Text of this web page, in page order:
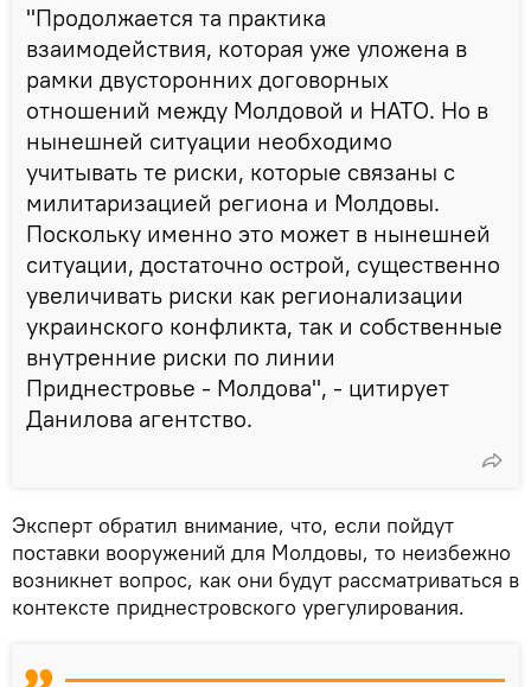
"Продолжается та практика
взаимодействия, которая уже уложена в
рамки двусторонних договорных
отношений между Молдовой и НАТО. Но в
нынешней ситуации необходимо
учитывать те риски, которые связаны с
милитаризацией региона и Молдовы.
Поскольку именно это может в нынешней
ситуации, достаточно острой, существенно
увеличивать риски как регионализации
украинского конфликта, так и собственные
внутренние риски по линии
Приднестровье - Молдова", - цитирует
Данилова агентство.
Эксперт обратил внимание, что, если пойдут
поставки вооружений для Молдовы, то неизбежно
возникнет вопрос, как они будут рассматриваться в
контексте приднестровского урегулирования.